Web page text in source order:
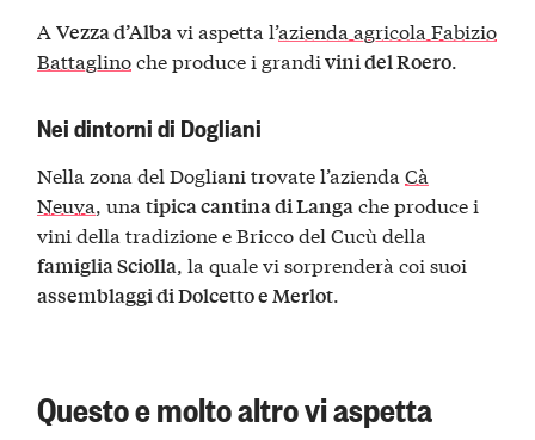
AVezza d’Alba vi aspetta l’azienda agricola Fabizio
Battaglinoche produce i grandivini del Roero
Nei dintorni di Dogliani
Nella zona del Dogliani trovate l’aziendaCà
Neuva, unatipica cantina di Langache produce i
vini della tradizione e Bricco del Cucù della
famiglia Sciolla, la quale vi sorprenderà coi suoi
assemblaggi di Dolcetto e Merlot.
Questo e molto altro vi aspetta